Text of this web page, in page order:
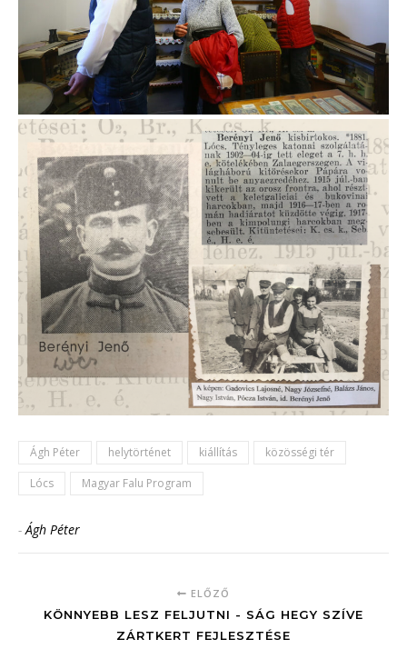
Ágh Péter helytörténet kiállítás
közösségi tér
Lócs
Magyar Falu Program
- Ágh Péter
ELŐZŐ
KÖNNYEBB LESZ FELJUTNI - SÁG HEGY SZÍVE
ZÁRTKERT FEJLESZTÉSE